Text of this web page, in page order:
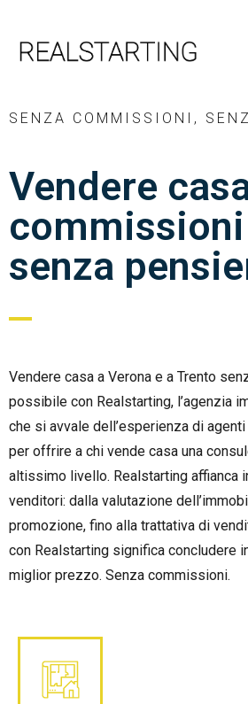
SENZA COMMISSIONI,
Vendere
senza
Vendere casa a Verona e a Trento
possibile con Realstarting, l’agenzia
che si avvale dell’esperienza di
per offrire a chi vende casa una
altissimo livello. Realstarting affianca
venditori: dalla valutazione
promozione, fino alla trattativa di
con Realstarting significa concludere
miglior prezzo. Senza commissioni.